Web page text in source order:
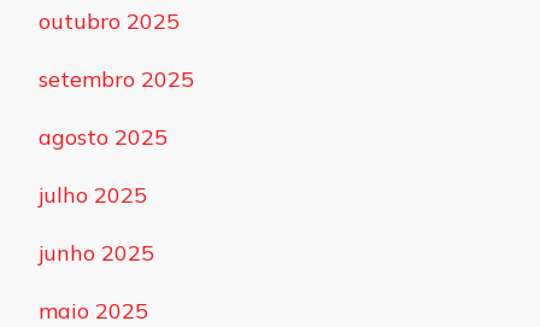
outubro 2025
setembro 2025
agosto 2025
julho 2025
junho 2025
maio 2025